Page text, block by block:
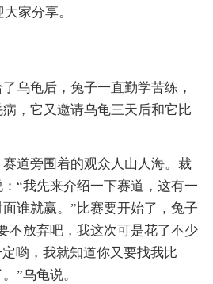
家分享。
乌龟后，兔子一直勤学苦练，
，它又邀请乌龟三天后和它比
道旁围着的观众人山人海。裁
“我先来介绍一下赛道，这有一
谁就赢。”比赛要开始了，兔子
不放弃吧，我这次可是花了不少
哟，我就知道你又要找我比
”乌龟说。